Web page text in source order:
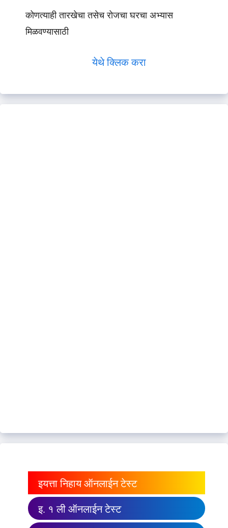
कोणत्याही तारखेचा तसेच रोजचा घरचा अभ्यास
मिळवण्यासाठी
येथे क्लिक करा
इयत्ता निहाय ऑनलाईन टेस्ट
इ. १ ली ऑनलाईन टेस्ट